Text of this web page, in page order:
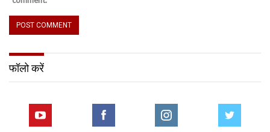
फॉलो करें